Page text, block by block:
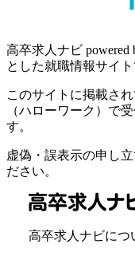
高卒求人ナビ
とした就職情報サイト
このサイトに掲載さ
（ハローワーク）で
す。
虚偽・誤表示の申し
ださい。
高卒求人ナビにつ